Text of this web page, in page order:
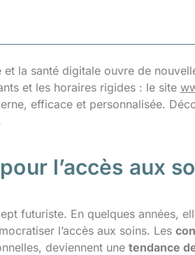
et la santé digitale ouvre de
et les horaires rigides : le site
efficace et personnalisée.
l’accès aux
futuriste. En quelques années,
l’accès aux soins. Les
deviennent une tendance